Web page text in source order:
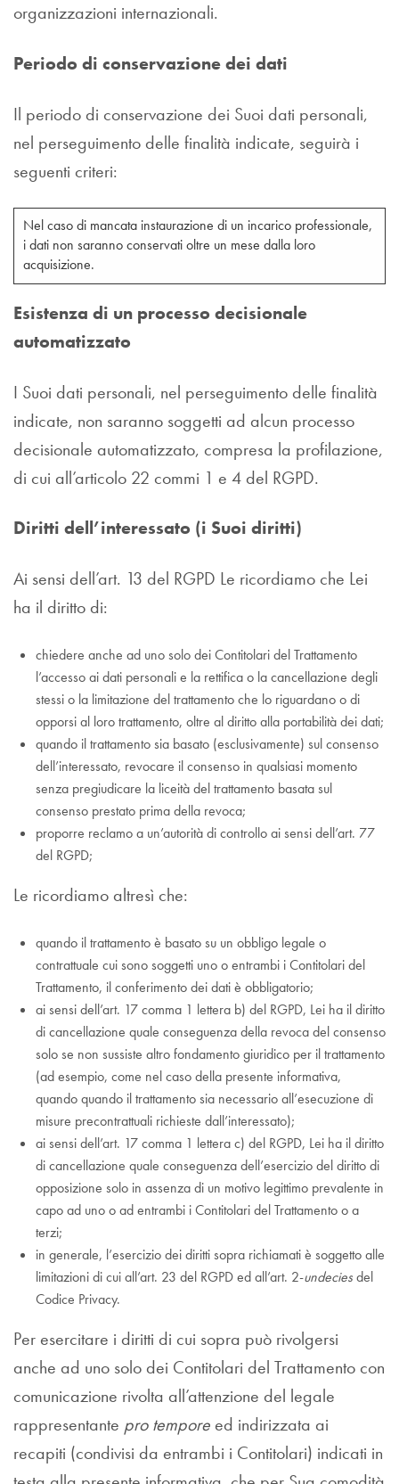
organizzazioni internazionali.
Periodo di conservazione dei dati
Il periodo di conservazione dei Suoi dati personali,
nel perseguimento delle finalità indicate, seguirà i
seguenti criteri:
Nel caso di mancata instaurazione di un incarico professionale,
i dati non saranno conservati oltre un mese dalla loro
acquisizione.
Esistenza di un processo decisionale
automatizzato
I Suoi dati personali, nel perseguimento delle finalità
indicate, non saranno soggetti ad alcun processo
decisionale automatizzato, compresa la profilazione,
di cui all’articolo 22 commi 1 e 4 del RGPD.
Diritti dell’interessato (i Suoi diritti)
Ai sensi dell’art. 13 del RGPD Le ricordiamo che Lei
ha il diritto di:
chiedere anche ad uno solo dei Contitolari del Trattamento
l’accesso ai dati personali e la rettifica o la cancellazione degli
stessi o la limitazione del trattamento che lo riguardano o di
opporsi al loro trattamento, oltre al diritto alla portabilità dei dati;
quando il trattamento sia basato (esclusivamente) sul consenso
dell’interessato, revocare il consenso in qualsiasi momento
senza pregiudicare la liceità del trattamento basata sul
consenso prestato prima della revoca;
proporre reclamo a un’autorità di controllo ai sensi dell’art. 77
del RGPD;
Le ricordiamo altresì che:
quando il trattamento è basato su un obbligo legale o
contrattuale cui sono soggetti uno o entrambi i Contitolari del
Trattamento, il conferimento dei dati è obbligatorio;
ai sensi dell’art. 17 comma 1 lettera b) del RGPD, Lei ha il diritto
di cancellazione quale conseguenza della revoca del consenso
solo se non sussiste altro fondamento giuridico per il trattamento
(ad esempio, come nel caso della presente informativa,
quando quando il trattamento sia necessario all’esecuzione di
misure precontrattuali richieste dall’interessato);
ai sensi dell’art. 17 comma 1 lettera c) del RGPD, Lei ha il diritto
di cancellazione quale conseguenza dell’esercizio del diritto di
opposizione solo in assenza di un motivo legittimo prevalente in
capo ad uno o ad entrambi i Contitolari del Trattamento o a
terzi;
in generale, l’esercizio dei diritti sopra richiamati è soggetto alle
limitazioni di cui all’art. 23 del RGPD ed all’art. 2-undeciesdel
Codice Privacy.
Per esercitare i diritti di cui sopra può rivolgersi
anche ad uno solo dei Contitolari del Trattamento con
comunicazione rivolta all’attenzione del legale
rappresentante pro tempore ed indirizzata ai
recapiti (condivisi da entrambi i Contitolari) indicati in